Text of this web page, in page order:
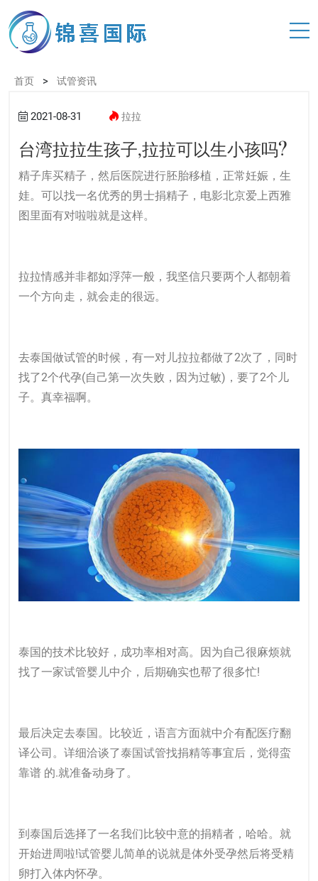
首页 > 试管资讯
2021-08-31 拉拉
台湾拉拉生孩子,拉拉可以生小孩吗?
精子库买精子，然后医院进行胚胎移植，正常妊娠，生
娃。可以找一名优秀的男士捐精子，电影北京爱上西雅
图里面有对啦啦就是这样。
拉拉情感并非都如浮萍一般，我坚信只要两个人都朝着
一个方向走，就会走的很远。
去泰国做试管的时候，有一对儿拉拉都做了2次了，同时
找了2个代孕(自己第一次失败，因为过敏)，要了2个儿
子。真幸福啊。
泰国的技术比较好，成功率相对高。因为自己很麻烦就
找了一家试管婴儿中介，后期确实也帮了很多忙!
最后决定去泰国。比较近，语言方面就中介有配医疗翻
译公司。详细洽谈了泰国试管找捐精等事宜后，觉得蛮
靠谱 的.就准备动身了。
到泰国后选择了一名我们比较中意的捐精者，哈哈。就
开始进周啦!试管婴儿简单的说就是体外受孕然后将受精
卵打入体内怀孕。